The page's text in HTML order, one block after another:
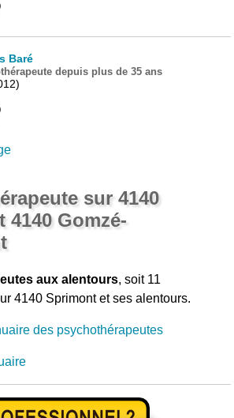
Baré
depuis plus de 35 ans
sur 4140
4140 Gomzé-
aux alentours, soit 11
4140 Sprimont et ses alentours.
des psychothérapeutes